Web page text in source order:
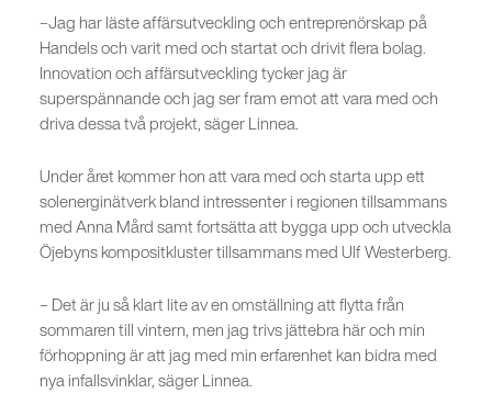
–Jag har läste affärsutveckling och entreprenörskap på
Handels och varit med och startat och drivit flera bolag.
Innovation och affärsutveckling tycker jag är
superspännande och jag ser fram emot att vara med och
driva dessa två projekt, säger Linnea.
Under året kommer hon att vara med och starta upp ett
solenerginätverk bland intressenter i regionen tillsammans
med Anna Mård samt fortsätta att bygga upp och utveckla
Öjebyns kompositkluster tillsammans med Ulf Westerberg.
– Det är ju så klart lite av en omställning att flytta från
sommaren till vintern, men jag trivs jättebra här och min
förhoppning är att jag med min erfarenhet kan bidra med
nya infallsvinklar, säger Linnea.